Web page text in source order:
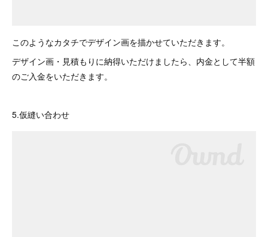
このようなカタチでデザイン画を描かせていただきます。
デザイン画・見積もりに納得いただけましたら、内金として半額
のご入金をいただきます。
5.仮縫い合わせ